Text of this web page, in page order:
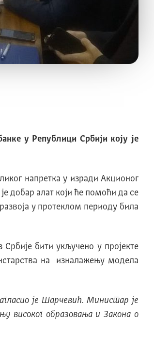
у Републици Србији коју је
напретка у изради Акционог
добар алат који ће помоћи да се
у протеклом периоду била
бити укључено у пројекте
на изналажењу модела
је Шарчевић. Министар је
високог образовања и Закона о